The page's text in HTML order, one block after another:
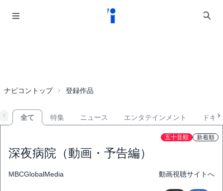
ナビコントップ 登録作品
全て 特集 ニュース エンタテインメント ドキ
五十音順 新着順
深夜病院（動画・予告編）
MBCGlobalMedia 動画視聴サイトへ